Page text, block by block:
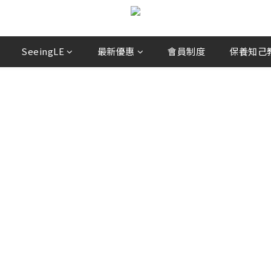
SeeingLE 最新優惠 會員制度 保養知己